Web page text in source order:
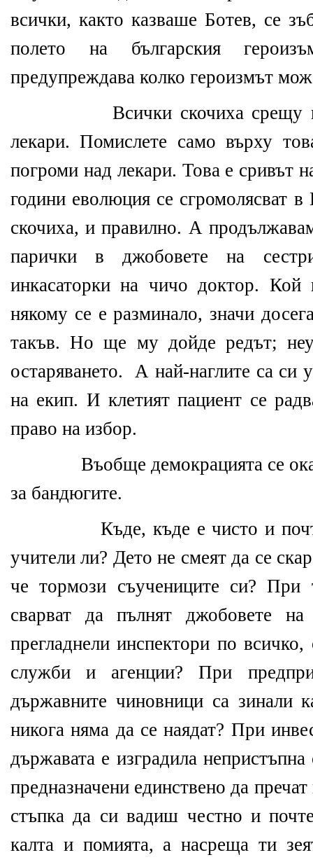
всички, както казваше Ботев, се
полето на българския
предупреждава колко героизмът
Всички скочиха срещу
лекари. Помислете само върху
погроми над лекари. Това е сривът
години еволюция се сгромолясват
скочиха, и правилно. А
парички в джобовете на
инкасаторки на чичо доктор.
някому се е разминало, значи
такъв. Но ще му дойде редът;
остаряването. А най-наглите са си
на екип. И клетият пациент се
право на избор.
Въобще демокрацията се
за бандюгите.
Къде, къде е чисто и
учители ли? Дето не смеят да се
че тормози съучениците си? При
сварват да пълнят джобовете на
прегладнели инспектори по
служби и агенции? При
държавните чиновници са зинали
никога няма да се наядат? При
държавата е изградила
предназначени единствено да
стъпка да си вадиш честно и
калта и помията, а насреща ти